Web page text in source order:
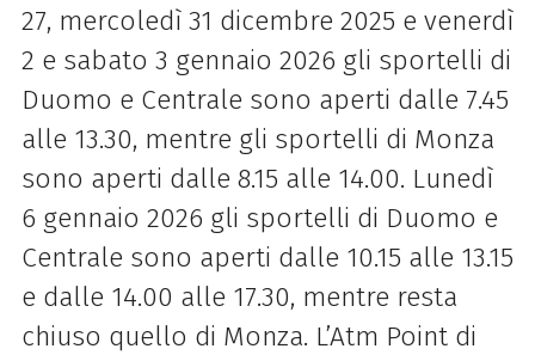
27, mercoledì 31 dicembre 2025 e venerdì
2 e sabato 3 gennaio 2026 gli sportelli di
Duomo e Centrale sono aperti dalle 7.45
alle 13.30, mentre gli sportelli di Monza
sono aperti dalle 8.15 alle 14.00. Lunedì
6 gennaio 2026 gli sportelli di Duomo e
Centrale sono aperti dalle 10.15 alle 13.15
e dalle 14.00 alle 17.30, mentre resta
chiuso quello di Monza. L’Atm Point di